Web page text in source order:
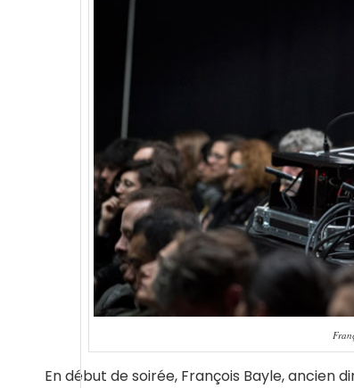
En début de soirée, François Bayle, ancien